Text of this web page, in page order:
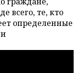
всего, те, кто
определенные